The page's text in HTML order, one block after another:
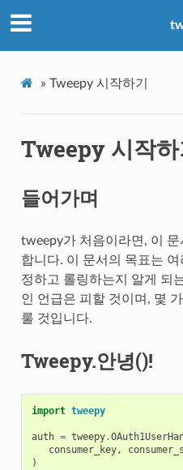
» Tweepy 시작하기
Tweepy 시작하
들어가며
tweepy가 처음이라면, 이
합니다. 이 문서의 목표는
정하고 롤링하는지 알게 되
인 언급은 피할 것이며, 몇
룰 것입니다.
Tweepy.안녕()!
import tweepy
auth = tweepy.
consumer_key,
)